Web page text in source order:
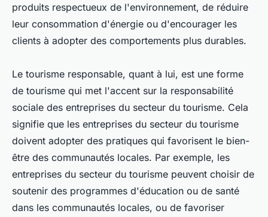
produits respectueux de l'environnement, de réduire
leur consommation d'énergie ou d'encourager les
clients à adopter des comportements plus durables.
Le tourisme responsable, quant à lui, est une forme
de tourisme qui met l'accent sur la responsabilité
sociale des entreprises du secteur du tourisme. Cela
signifie que les entreprises du secteur du tourisme
doivent adopter des pratiques qui favorisent le bien-
être des communautés locales. Par exemple, les
entreprises du secteur du tourisme peuvent choisir de
soutenir des programmes d'éducation ou de santé
dans les communautés locales, ou de favoriser